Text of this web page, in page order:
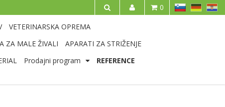
SL HR
0
VETERINARSKA OPREMA
ZA MALE ŽIVALI
APARATI ZA STRIŽENJE
Prodajni program REFERENCE